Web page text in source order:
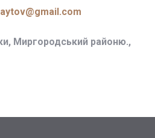
Миргородський районю.,